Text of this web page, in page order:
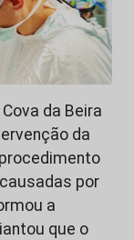
da Beira
da
por
a
que o